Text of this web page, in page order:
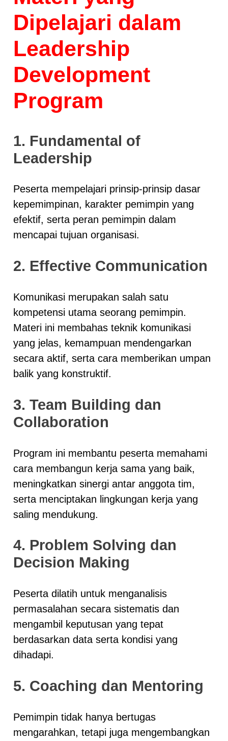
Dipelajari dalam
Leadership
Development
Program
1. Fundamental of
Leadership
Peserta mempelajari prinsip-prinsip dasar
kepemimpinan, karakter pemimpin yang
efektif, serta peran pemimpin dalam
mencapai tujuan organisasi.
2. Effective Communication
Komunikasi merupakan salah satu
kompetensi utama seorang pemimpin.
Materi ini membahas teknik komunikasi
yang jelas, kemampuan mendengarkan
secara aktif, serta cara memberikan umpan
balik yang konstruktif.
3. Team Building dan
Collaboration
Program ini membantu peserta memahami
cara membangun kerja sama yang baik,
meningkatkan sinergi antar anggota tim,
serta menciptakan lingkungan kerja yang
saling mendukung.
4. Problem Solving dan
Decision Making
Peserta dilatih untuk menganalisis
permasalahan secara sistematis dan
mengambil keputusan yang tepat
berdasarkan data serta kondisi yang
dihadapi.
5. Coaching dan Mentoring
Pemimpin tidak hanya bertugas
mengarahkan, tetapi juga mengembangkan